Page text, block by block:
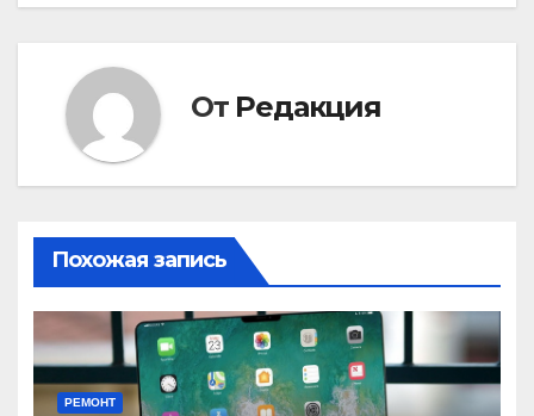
От Редакция
Похожая запись
РЕМОНТ